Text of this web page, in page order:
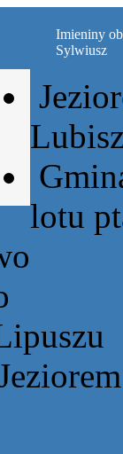
Imieniny
Sylwiusz
lotu